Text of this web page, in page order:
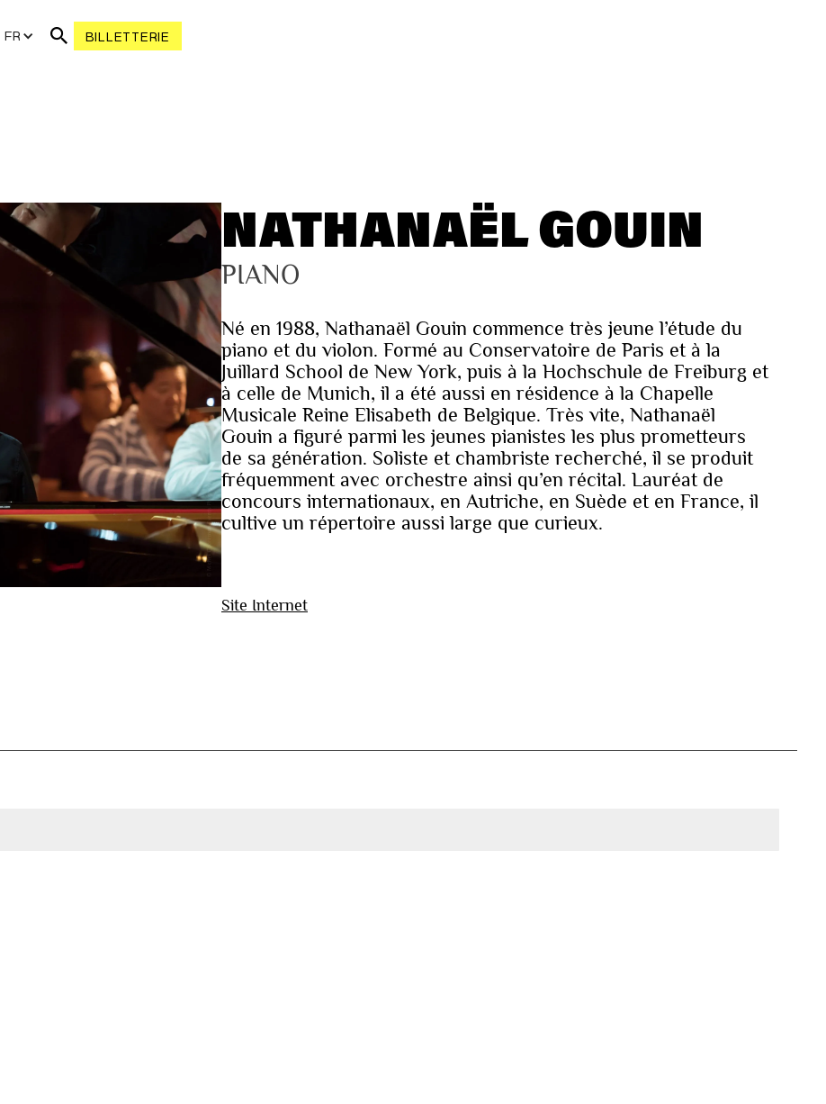
FR BILLETTERIE
NATHANAËL GOUIN
PIANO
Né en 1988, Nathanaël Gouin commence très jeune l’étude du
piano et du violon. Formé au Conservatoire de Paris et à la
Juillard School de New York, puis à la Hochschule de Freiburg et
à celle de Munich, il a été aussi en résidence à la Chapelle
Musicale Reine Elisabeth de Belgique. Très vite, Nathanaël
Gouin a figuré parmi les jeunes pianistes les plus prometteurs
de sa génération. Soliste et chambriste recherché, il se produit
fréquemment avec orchestre ainsi qu’en récital. Lauréat de
concours internationaux, en Autriche, en Suède et en France, il
cultive un répertoire aussi large que curieux.
Site Internet